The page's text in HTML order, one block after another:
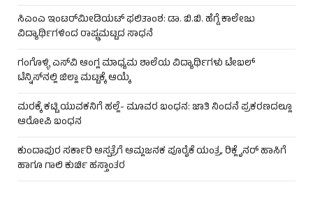
ಸಿಎಂಎ ಇಂಟರ್‌ಮೀಡಿಯಟ್ ಫಲಿತಾಂಶ: ಡಾ. ಬಿ.ಬಿ. ಹೆಗ್ಡೆ ಕಾಲೇಜು
ವಿದ್ಯಾರ್ಥಿಗಳಿಂದ ರಾಷ್ಟ್ರಮಟ್ಟದ ಸಾಧನೆ
ಗಂಗೊಳ್ಳಿ ಎಸ್‌ವಿ ಆಂಗ್ಲ ಮಾಧ್ಯಮ ಶಾಲೆಯ ವಿದ್ಯಾರ್ಥಿಗಳು ಟೇಬಲ್‌
ಟೆನ್ನಿಸ್‌ನಲ್ಲಿ ಜಿಲ್ಲಾ ಮಟ್ಟಕ್ಕೆ ಆಯ್ಕೆ
ಮರಕ್ಕೆ ಕಟ್ಟಿ ಯುವಕನಿಗೆ ಹಲ್ಲೆ- ಮೂವರ ಬಂಧನ: ಜಾತಿ ನಿಂದನೆ ಪ್ರಕರಣದಲ್ಲೂ
ಆರೋಪಿ ಬಂಧನ
ಕುಂದಾಪುರ ಸರ್ಕಾರಿ ಆಸ್ಪತ್ರೆಗೆ ಆಮ್ಲಜನಕ ಪೂರೈಕೆ ಯಂತ್ರ, ರಿಕ್ಲೈನರ್ ಹಾಸಿಗೆ
ಹಾಗೂ ಗಾಲಿ ಕುರ್ಚಿ ಹಸ್ತಾಂತರ